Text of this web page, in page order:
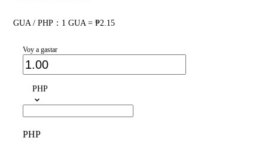
GUA / PHP：1 GUA = ₱2.15
Voy a gastar
PHP
PHP